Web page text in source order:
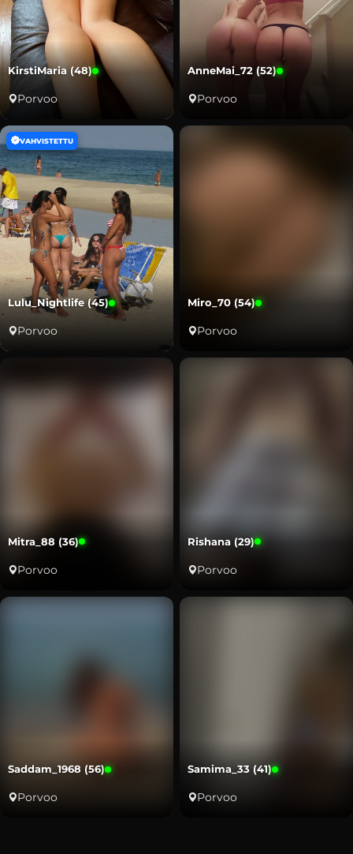
KirstiMaria (48)
Porvoo
AnneMai_72 (52)
Porvoo
VAHVISTETTU
Lulu_Nightlife (45)
Porvoo
Miro_70 (54)
Porvoo
Mitra_88 (36)
Porvoo
Rishana (29)
Porvoo
Saddam_1968 (56)
Porvoo
Samima_33 (41)
Porvoo